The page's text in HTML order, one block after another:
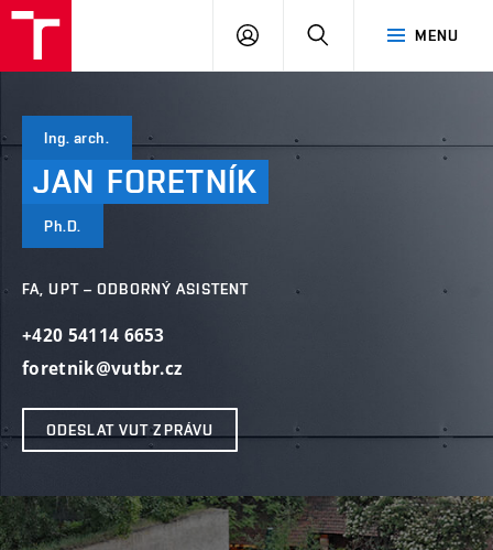
MENU
PŘIHLÁSIT
Ing. arch.
JAN FORETNÍK
Ph.D.
FA, UPT – ODBORNÝ ASISTENT
+420 54114 6653
foretnik@vutbr.cz
ODESLAT VUT ZPRÁVU